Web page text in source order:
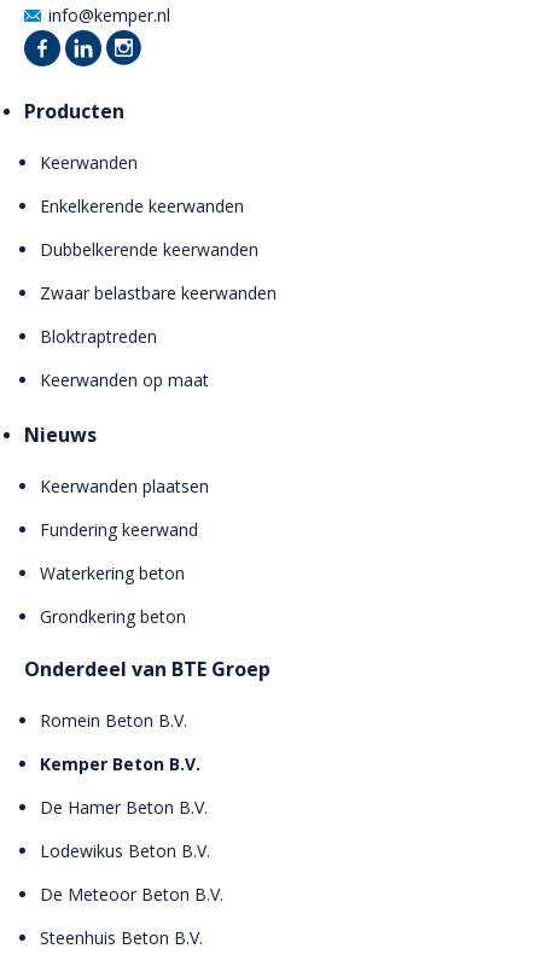
info@kemper.nl
Producten
Keerwanden
Enkelkerende keerwanden
Dubbelkerende keerwanden
Zwaar belastbare keerwanden
Bloktraptreden
Keerwanden op maat
Nieuws
Keerwanden plaatsen
Fundering keerwand
Waterkering beton
Grondkering beton
Onderdeel van BTE Groep
Romein Beton B.V.
Kemper Beton B.V.
De Hamer Beton B.V.
Lodewikus Beton B.V.
De Meteoor Beton B.V.
Steenhuis Beton B.V.